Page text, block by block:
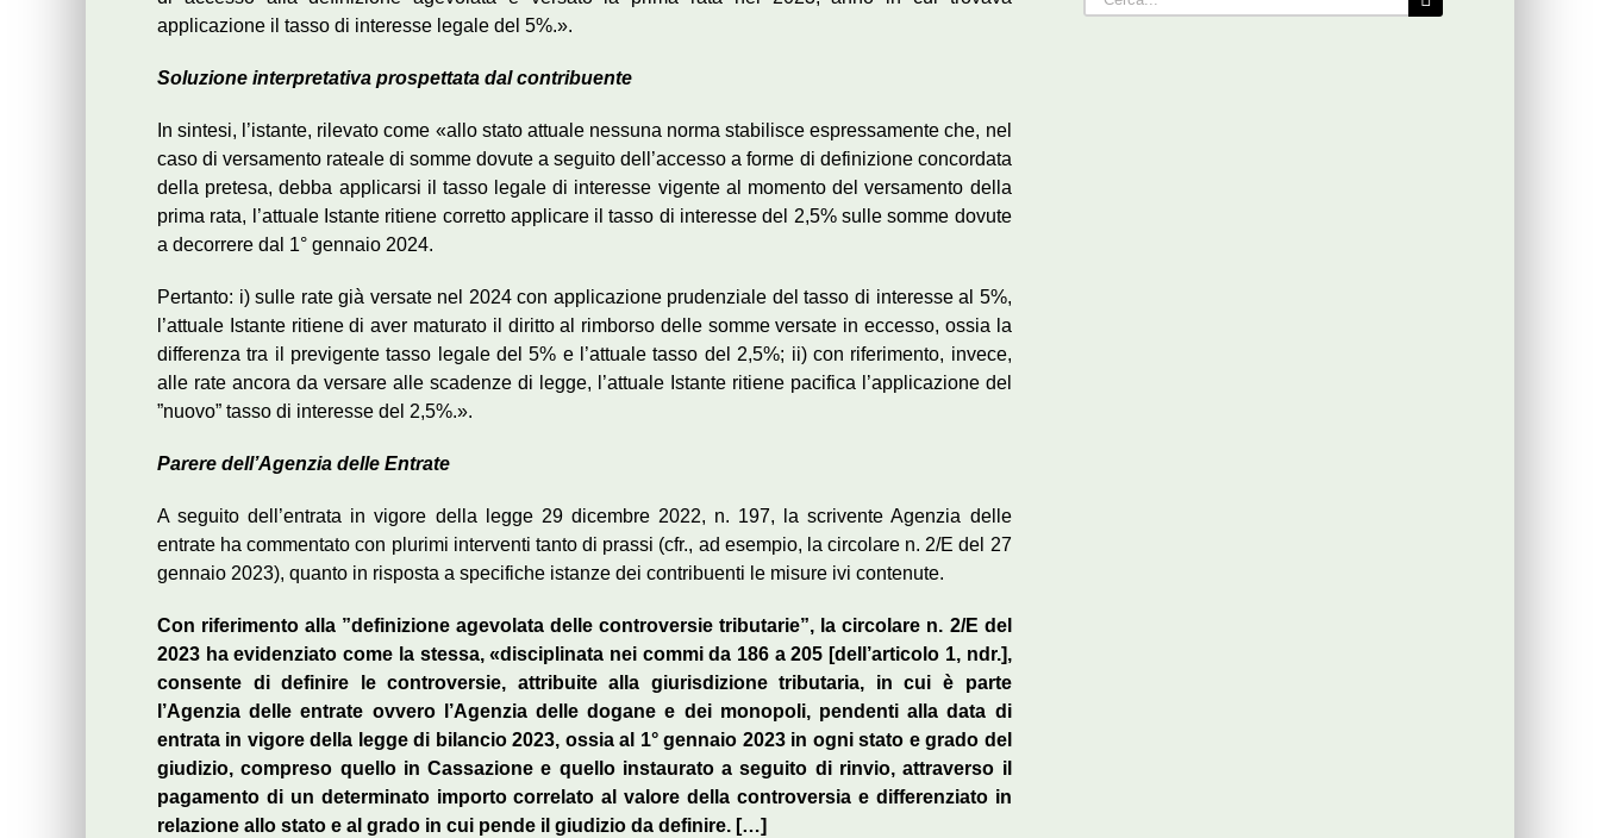
applicazione il tasso di interesse legale del 5%.».
Soluzione interpretativa prospettata dal contribuente
In sintesi, l’istante, rilevato come «allo stato attuale nessuna norma stabilisce espressamente che, nel
caso di versamento rateale di somme dovute a seguito dell’accesso a forme di definizione concordata
della pretesa, debba applicarsi il tasso legale di interesse vigente al momento del versamento della
prima rata, l’attuale Istante ritiene corretto applicare il tasso di interesse del 2,5% sulle somme dovute
a decorrere dal 1° gennaio 2024.
Pertanto: i) sulle rate già versate nel 2024 con applicazione prudenziale del tasso di interesse al 5%,
l’attuale Istante ritiene di aver maturato il diritto al rimborso delle somme versate in eccesso, ossia la
differenza tra il previgente tasso legale del 5% e l’attuale tasso del 2,5%; ii) con riferimento, invece,
alle rate ancora da versare alle scadenze di legge, l’attuale Istante ritiene pacifica l’applicazione del
”nuovo” tasso di interesse del 2,5%.».
Parere dell’Agenzia delle Entrate
A seguito dell’entrata in vigore della legge 29 dicembre 2022, n. 197, la scrivente Agenzia delle
entrate ha commentato con plurimi interventi tanto di prassi (cfr., ad esempio, la circolare n. 2/E del 27
gennaio 2023), quanto in risposta a specifiche istanze dei contribuenti le misure ivi contenute.
Con riferimento alla ”definizione agevolata delle controversie tributarie”, la circolare n. 2/E del
2023 ha evidenziato come la stessa, «disciplinata nei commi da 186 a 205 [dell’articolo 1, ndr.],
consente di definire le controversie, attribuite alla giurisdizione tributaria, in cui è parte
l’Agenzia delle entrate ovvero l’Agenzia delle dogane e dei monopoli, pendenti alla data di
entrata in vigore della legge di bilancio 2023, ossia al 1° gennaio 2023 in ogni stato e grado del
giudizio, compreso quello in Cassazione e quello instaurato a seguito di rinvio, attraverso il
pagamento di un determinato importo correlato al valore della controversia e differenziato in
relazione allo stato e al grado in cui pende il giudizio da definire. […]
per: